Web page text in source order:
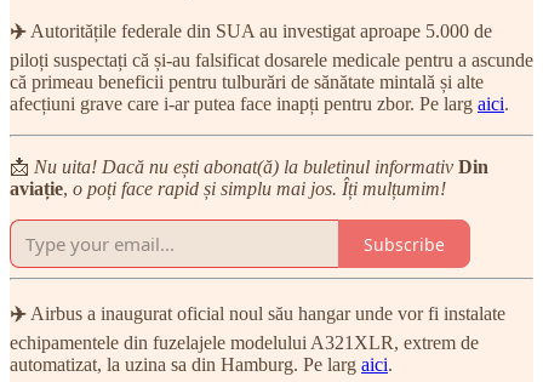
✈️Autoritățile federale din SUA au investigat aproape 5.000 de
piloți suspectați că și-au falsificat dosarele medicale pentru a ascunde
că primeau beneficii pentru tulburări de sănătate mintală și alte
afecțiuni grave care i-ar putea face inapți pentru zbor. Pe larg aici.
📩 Nu uita! Dacă nu ești abonat(ă) la buletinul informativ Din
aviație, o poți face rapid și simplu mai jos. Îți mulțumim!
Subscribe
✈️Airbus a inaugurat oficial noul său hangar unde vor fi instalate
echipamentele din fuzelajele modelului A321XLR, extrem de
automatizat, la uzina sa din Hamburg. Pe larg aici.